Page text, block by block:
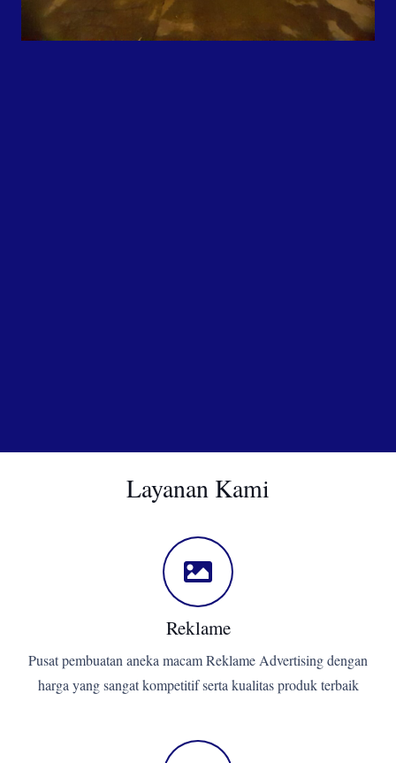
Layanan Kami
Reklame
Pusat pembuatan aneka macam Reklame Advertising dengan
harga yang sangat kompetitif serta kualitas produk terbaik